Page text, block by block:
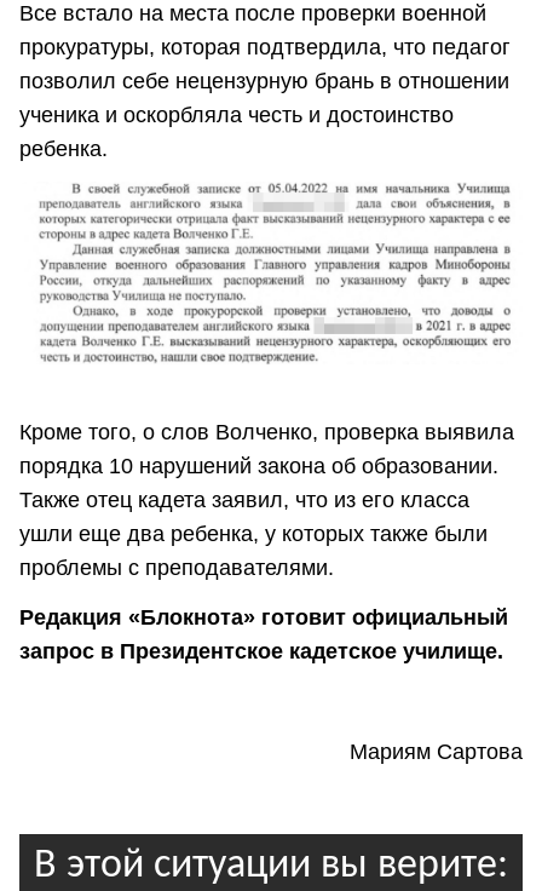
Все встало на места после проверки военной
прокуратуры, которая подтвердила, что педагог
позволил себе нецензурную брань в отношении
ученика и оскорбляла честь и достоинство
ребенка.
Кроме того, о слов Волченко, проверка выявила
порядка 10 нарушений закона об образовании.
Также отец кадета заявил, что из его класса
ушли еще два ребенка, у которых также были
проблемы с преподавателями.
Редакция «Блокнота» готовит официальный
запрос в Президентское кадетское училище.
Мариям Сартова